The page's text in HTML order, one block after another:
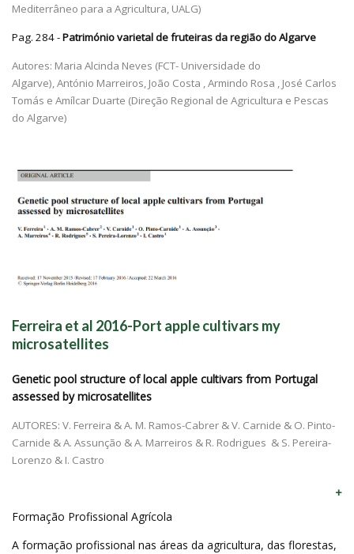
Mediterrâneo para a Agricultura, UALG)
Pag. 284 -Património varietal de fruteiras da região do Algarve
Autores: Maria Alcinda Neves (FCT- Universidade do
Algarve),António Marreiros, João Costa , Armindo Rosa , José Carlos
Tomás e Amílcar Duarte (Direção Regional de Agricultura e Pescas
do Algarve)
Ferreira et al 2016-Port apple cultivars my
microsatellites
Genetic pool structure of local apple cultivars from Portugal
assessed by microsatellites
AUTORES: V. Ferreira & A. M. Ramos-Cabrer & V. Carnide & O. Pinto-
Carnide & A. Assunção & A. Marreiros & R. Rodrigues & S. Pereira-
Lorenzo & I. Castro
Formação Profissional Agrícola
A formação profissional nas áreas da agricultura, das florestas,